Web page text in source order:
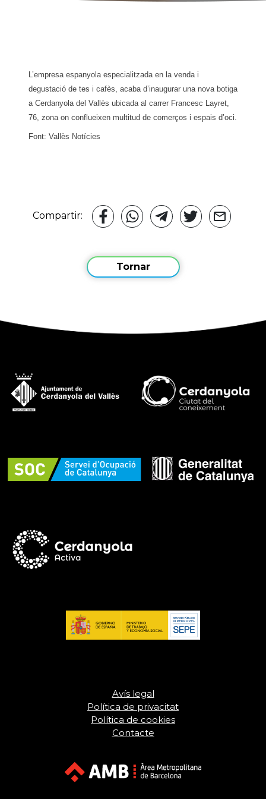
L’empresa espanyola especialitzada en la venda i
degustació de tes i cafès, acaba d’inaugurar una nova botiga
a Cerdanyola del Vallès ubicada al carrer Francesc Layret,
76, zona on conflueixen multitud de comerços i espais d’oci.
Font: Vallès Notícies
Compartir:
Tornar
Avís legal
Política de privacitat
Política de cookies
Contacte